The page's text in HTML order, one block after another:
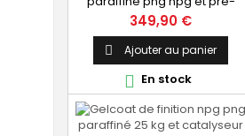
accéléré pour la finition et
l'étanchéité des piscines et
bassins. [Finition] : Fournit une
couche extérieure lisse
brillante qualité immersion.
[Étanche] : Étanchéifie votre
stratification résine et fibre
de verre. Livré avec son
Prix
349,90 €
 Ajouter au panier
 En stock